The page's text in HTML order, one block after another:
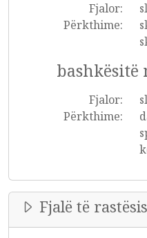
Fjalor:
Përkthime:
Fjalor:
Përkthime:
Fjalë të